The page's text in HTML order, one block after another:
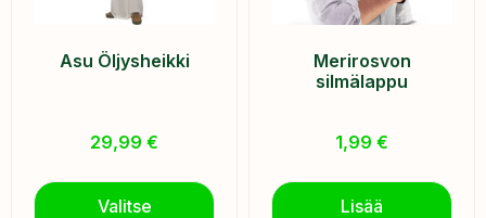
Asu Öljysheikki
29,99 €
Valitse
Merirosvon
silmälappu
1,99 €
Lisää